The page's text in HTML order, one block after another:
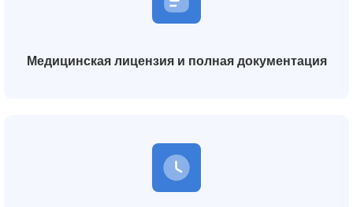
Медицинская лицензия и полная документация